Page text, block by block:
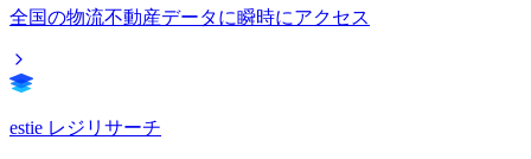
全国の物流不動産データに瞬時にアクセス
estie レジリサーチ